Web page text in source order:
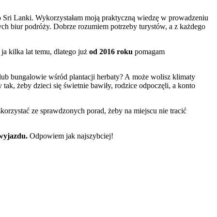
Lanki. Wykorzystałam moją praktyczną wiedzę w prowadzeniu
biur podróży. Dobrze rozumiem potrzeby turystów, a z każdego
kilka lat temu, dlatego już od 2016 roku pomagam
bungalowie wśród plantacji herbaty? A może wolisz klimaty
żeby dzieci się świetnie bawiły, rodzice odpoczęli, a konto
ze sprawdzonych porad, żeby na miejscu nie tracić
Odpowiem jak najszybciej!